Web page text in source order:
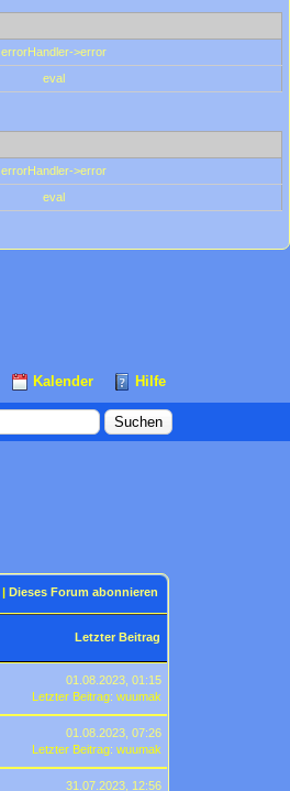
errorHandler->error
eval
errorHandler->error
eval
Kalender Hilfe
|Dieses Forum abonnieren
Letzter Beitrag
01.08.2023, 01:15
Letzter Beitrag:wuumak
01.08.2023, 07:26
Letzter Beitrag:wuumak
31.07.2023, 12:56